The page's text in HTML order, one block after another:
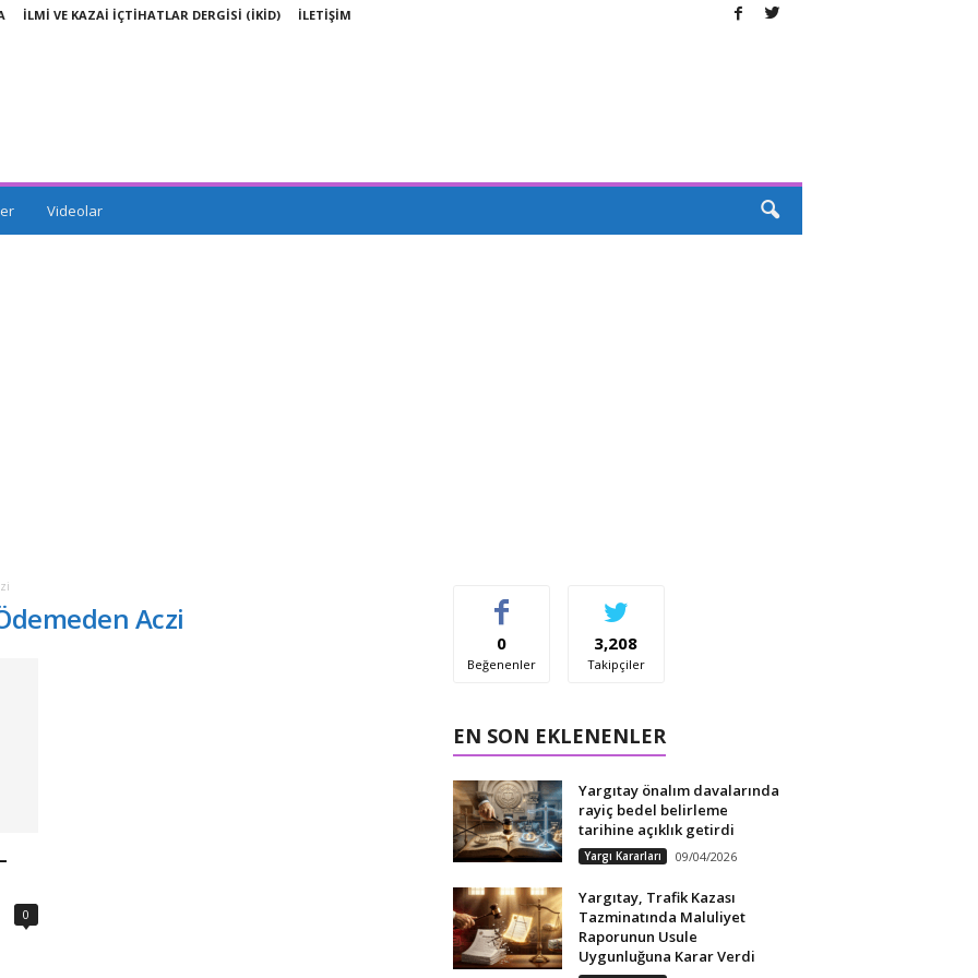
İLMİ VE KAZAİ İÇTİHATLAR DERGİSİ (İKİD) İLETİŞİM
Videolar
Aczi
0
0
Beğenenler
3,208
Takipçiler
EN SON EKLENENLER
Yargıtay önalım davalarında
rayiç bedel belirleme
tarihine açıklık getirdi
Yargı Kararları 09/04/2026
Yargıtay, Trafik Kazası
Tazminatında Maluliyet
Raporunun Usule
Uygunluğuna Karar Verdi